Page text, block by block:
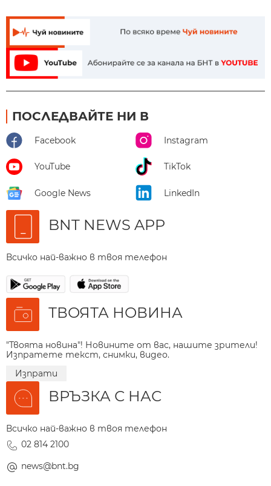
ПОСЛЕДВАЙТЕ НИ В
Facebook Instagram
YouTube TikTok
Google News LinkedIn
BNT NEWS APP
Всичко най-важно в твоя телефон
ТВОЯТА НОВИНА
"Твоята новина"! Новините от вас, нашите зрители!
Изпратете текст, снимки, видео.
Изпрати
ВРЪЗКА С НАС
Всичко най-важно в твоя телефон
02 814 2100
news@bnt.bg